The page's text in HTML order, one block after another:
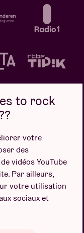
de cookies
to rock
votre
des
vidéos YouTube
Par ailleurs,
votre utilisation
sociaux et